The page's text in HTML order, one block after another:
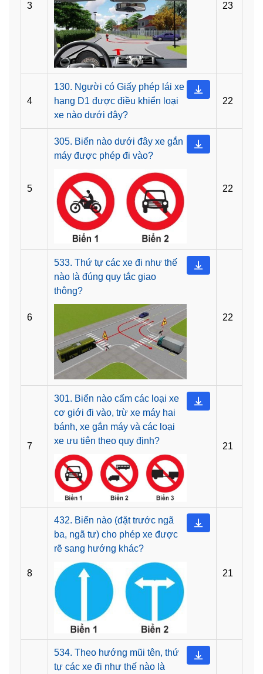
3 23
4
130. Người có Giấy phép lái xe
hạng D1 được điều khiển loại
xe nào dưới đây?
22
5
305. Biển nào dưới đây xe gắn
máy được phép đi vào?
22
6
533. Thứ tự các xe đi như thế
nào là đúng quy tắc giao
thông?
22
7
301. Biển nào cấm các loại xe
cơ giới đi vào, trừ xe máy hai
bánh, xe gắn máy và các loại
xe ưu tiên theo quy định?
21
8
432. Biển nào (đặt trước ngã
ba, ngã tư) cho phép xe được
rẽ sang hướng khác?
21
534. Theo hướng mũi tên, thứ
tự các xe đi như thế nào là